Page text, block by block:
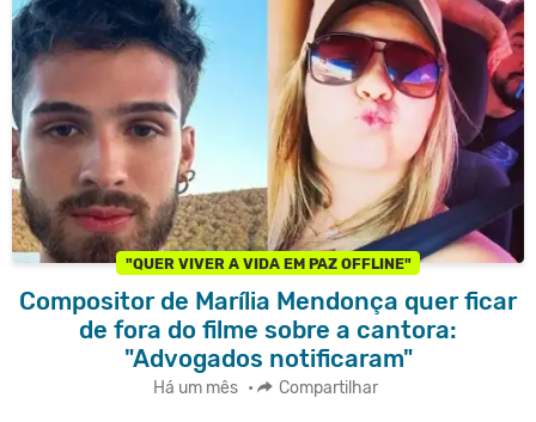
"QUER VIVER A VIDA EM PAZ OFFLINE"
Compositor de Marília Mendonça quer ficar
de fora do filme sobre a cantora:
"Advogados notificaram"
Há um mês • Compartilhar